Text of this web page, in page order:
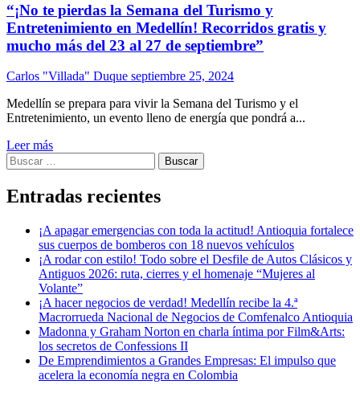
“¡No te pierdas la Semana del Turismo y
Entretenimiento en Medellín! Recorridos gratis y
mucho más del 23 al 27 de septiembre”
Carlos "Villada" Duque septiembre 25, 2024
Medellín se prepara para vivir la Semana del Turismo y el
Entretenimiento, un evento lleno de energía que pondrá a...
Leer más
Buscar:
Entradas recientes
¡A apagar emergencias con toda la actitud! Antioquia fortalece
sus cuerpos de bomberos con 18 nuevos vehículos
¡A rodar con estilo! Todo sobre el Desfile de Autos Clásicos y
Antiguos 2026: ruta, cierres y el homenaje “Mujeres al
Volante”
¡A hacer negocios de verdad! Medellín recibe la 4.ª
Macrorrueda Nacional de Negocios de Comfenalco Antioquia
Madonna y Graham Norton en charla íntima por Film&Arts:
los secretos de Confessions II
De Emprendimientos a Grandes Empresas: El impulso que
acelera la economía negra en Colombia